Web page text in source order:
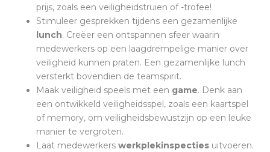
prijs, zoals een veiligheidstruien of -trofee!
Stimuleer gesprekken tijdens een gezamenlijke
lunch. Creëer een ontspannen sfeer waarin
medewerkers op een laagdrempelige manier over
veiligheid kunnen praten. Een gezamenlijke lunch
versterkt bovendien de teamspirit.
Maak veiligheid speels met een game. Denk aan
een ontwikkeld veiligheidsspel, zoals een kaartspel
of memory, om veiligheidsbewustzijn op een leuke
manier te vergroten.
Laat medewerkers werkplekinspecties uitvoeren.